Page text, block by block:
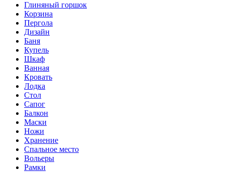
Глиняный горшок
Корзина
Пергола
Дизайн
Баня
Купель
Шкаф
Ванная
Кровать
Лодка
Стол
Сапог
Балкон
Маски
Ножи
Хранение
Спальное место
Вольеры
Рамки